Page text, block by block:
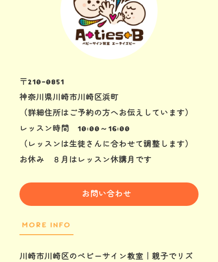
〒210-0851
神奈川県川崎市川崎区浜町
（詳細住所はご予約の方へお伝えしています）
レッスン時間 10:00～16:00
（レッスンは生徒さんに合わせて調整します）
お休み ８月はレッスン休講月です
お問い合わせ
MORE INFO
川崎市川崎区のベビーサイン教室｜親子でリズ